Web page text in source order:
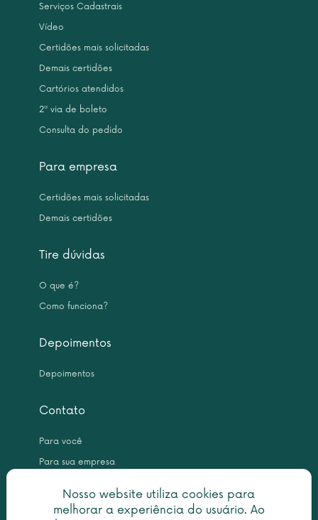
Nosso website utiliza cookies para
melhorar a experiência do usuário. Ao
Serviços Cadastrais
Vídeo
Certidões mais solicitadas
Demais certidões
Cartórios atendidos
2ª via de boleto
Consulta do pedido
Para empresa
Certidões mais solicitadas
Demais certidões
Tire dúvidas
O que é?
Como funciona?
Depoimentos
Depoimentos
Contato
Para você
Para sua empresa